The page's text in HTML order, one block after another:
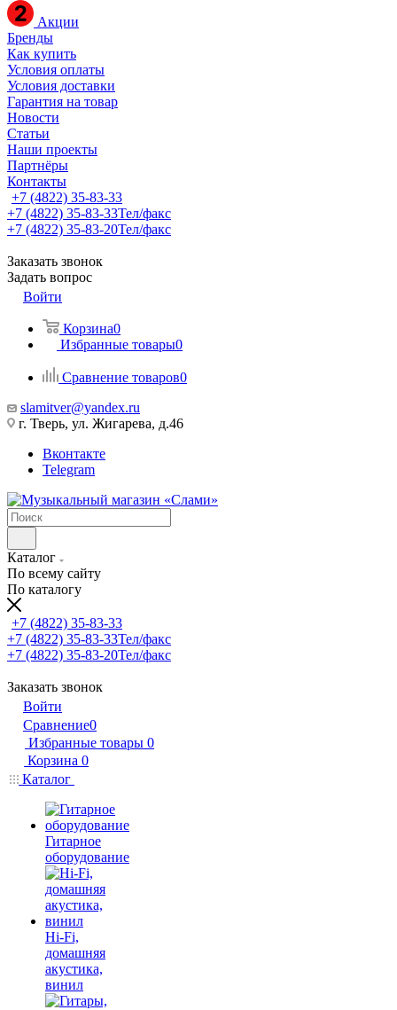
Акции
Бренды
Как купить
Условия оплаты
Условия доставки
Гарантия на товар
Новости
Статьи
Наши проекты
Партнёры
Контакты
+7 (4822) 35-83-33
+7 (4822) 35-83-33Тел/факс
+7 (4822) 35-83-20Тел/факс
Заказать звонок
Задать вопрос
Войти
Корзина0
Избранные товары0
Сравнение товаров0
slamitver@yandex.ru
г. Тверь, ул. Жигарева, д.46
Вконтакте
Telegram
Каталог
По всему сайту
По каталогу
+7 (4822) 35-83-33
+7 (4822) 35-83-33Тел/факс
+7 (4822) 35-83-20Тел/факс
Заказать звонок
Войти
Сравнение0
Избранные товары 0
Корзина 0
Каталог
Гитарное
оборудование
Hi-Fi,
домашняя
акустика,
винил